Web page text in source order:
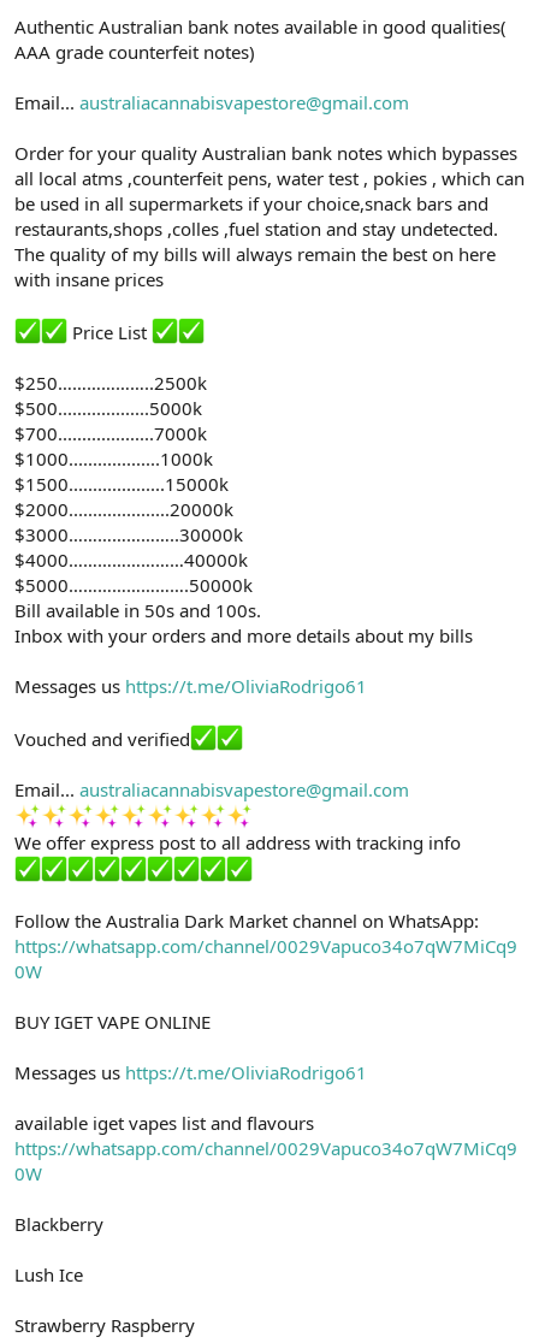
n
i
Authentic Australian bank notes available in good qualities(
AAA grade counterfeit notes)
Email... australiacannabisvapestore@gmail.com
Order for your quality Australian bank notes which bypasses
all local atms ,counterfeit pens, water test , pokies , which can
be used in all supermarkets if your choice,snack bars and
restaurants,shops ,colles ,fuel station and stay undetected.
The quality of my bills will always remain the best on here
with insane prices
Price List
$250………………..2500k
$500...................5000k
$700....................7000k
$1000...................1000k
$1500....................15000k
$2000.....................20000k
$3000…………………..30000k
$4000……………………40000k
$5000…………………….50000k
Bill available in 50s and 100s.
Inbox with your orders and more details about my bills
Messages us https://t.me/OliviaRodrigo61
Vouched and verified
Email... australiacannabisvapestore@gmail.com
We offer express post to all address with tracking info
Follow the Australia Dark Market channel on WhatsApp:
https://whatsapp.com/channel/0029Vapuco34o7qW7MiCq9
0W
BUY IGET VAPE ONLINE
Messages us https://t.me/OliviaRodrigo61
available iget vapes list and flavours
https://whatsapp.com/channel/0029Vapuco34o7qW7MiCq9
0W
Blackberry
Lush Ice
Strawberry Raspberry